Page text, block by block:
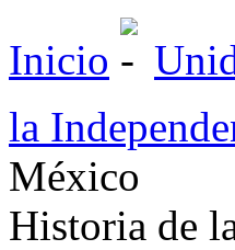
Inicio
la
México
Historia de